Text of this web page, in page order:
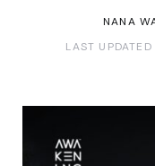
NANA
LAST